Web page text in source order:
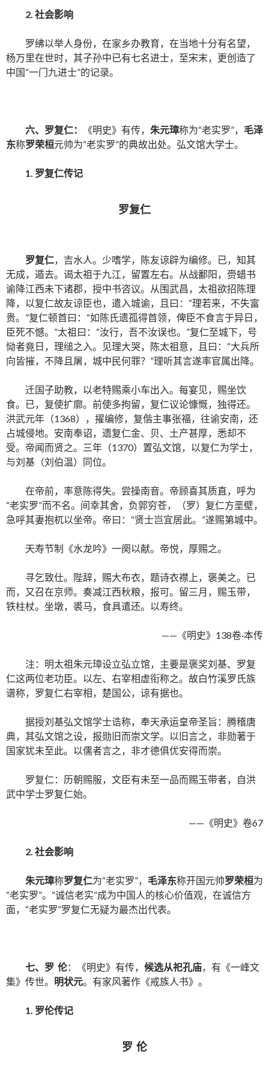
2. 社会影响
罗绋以举人身份，在家乡办教育，在当地十分有名望，
杨万里在世时，其子孙中已有七名进士，至宋末，更创造了
中国“一门九进士”的记录。
六、 罗复仁： 《明史》有传， 朱元璋称为“老实罗”， 毛泽
东称罗荣桓元帅为“老实罗”的典故出处。弘文馆大学士。
1. 罗复仁传记
罗复仁
罗复仁，吉水人。少嗜学，陈友谅辟为编修。已，知其
无成，遁去。谒太祖于九江，留置左右。从战鄱阳，赍蜡书
谕降江西未下诸郡，授中书咨议。从围武昌，太祖欲招陈理
降，以复仁故友谅臣也，遣入城谕，且曰：“理若来，不失富
贵。”复仁顿首曰：“如陈氏遗孤得首领，俾臣不食言于异日，
臣死不憾。”太祖曰：“汝行，吾不汝误也。”复仁至城下，号
恸者竟日，理缒之入。见理大哭，陈太祖意，且曰：“大兵所
向皆摧，不降且屠，城中民何罪？”理听其言遂率官属出降。
迁国子助教，以老特赐乘小车出入。每宴见，赐坐饮
食。已，复使扩廓。前使多拘留，复仁议论慷慨，独得还。
洪武元年（1368），擢编修，复偕主事张福，往谕安南，还
占城侵地。安南奉诏，遗复仁金、贝、土产甚厚，悉却不
受。帝闻而贤之。三年（1370）置弘文馆，以复仁为学士，
与刘基（刘伯温）同位。
在帝前，率意陈得失。尝操南音。帝顾喜其质直，呼为
“老实罗”而不名。间幸其舍，负郭穷苍，（罗）复仁方垩壁，
急呼其妻抱杌以坐帝。帝曰：“贤士岂宜居此。”遂赐第城中。
天寿节制《水龙吟》一阕以献。帝悦，厚赐之。
寻乞致仕。陛辞，赐大布衣，题诗衣襟上，褒美之。已
而，又召在京师。奏减江西秋粮，报可。留三月，赐玉带，
铁柱杖。坐墩，裘马，食具遣还。以寿终。
——《明史》138卷·本传
注：明太祖朱元璋设立弘立馆，主要是褒奖刘基、罗复
仁这两位老功臣。以左、右宰相虚衔称之。故白竹溪罗氏族
谱称，罗复仁右宰相，楚国公，谅有据也。
据授刘基弘文馆学士诰称，奉天承运皇帝圣旨：腾稽唐
典，其弘文馆之设，报勋旧而崇文学。以旧言之，非勋著于
国家犹未至此。以儒者言之，非才德俱优安得而崇。
罗复仁：历朝赐服，文臣有未至一品而赐玉带者，自洪
武中学士罗复仁始。
——《明史》卷67
2. 社会影响
朱元璋称罗复仁为“老实罗”， 毛泽东称开国元帅罗荣桓为
“老实罗”。“诚信老实”成为中国人的核心价值观，在诚信方
面，“老实罗”罗复仁无疑为最杰出代表。
七、 罗 伦：《明史》有传， 候选从祀孔庙，有《一峰文
集》传世。 明状元。有家风著作《戒族人书》。
1. 罗伦传记
罗 伦